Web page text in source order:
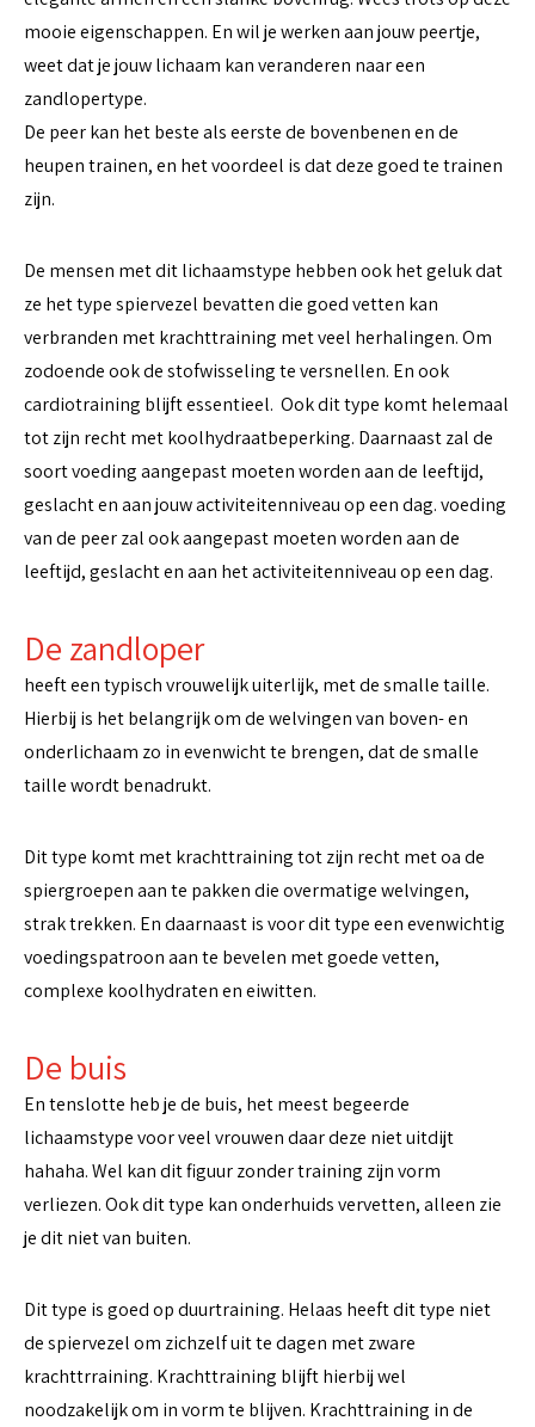
mooie eigenschappen. En wil je werken aan jouw peertje,
weet dat je jouw lichaam kan veranderen naar een
zandlopertype.
De peer kan het beste als eerste de bovenbenen en de
heupen trainen, en het voordeel is dat deze goed te trainen
zijn.
De mensen met dit lichaamstype hebben ook het geluk dat
ze het type spiervezel bevatten die goed vetten kan
verbranden met krachttraining met veel herhalingen. Om
zodoende ook de stofwisseling te versnellen. En ook
cardiotraining blijft essentieel. Ook dit type komt helemaal
tot zijn recht met koolhydraatbeperking. Daarnaast zal de
soort voeding aangepast moeten worden aan de leeftijd,
geslacht en aan jouw activiteitenniveau op een dag. voeding
van de peer zal ook aangepast moeten worden aan de
leeftijd, geslacht en aan het activiteitenniveau op een dag.
De zandloper
heeft een typisch vrouwelijk uiterlijk, met de smalle taille.
Hierbij is het belangrijk om de welvingen van boven- en
onderlichaam zo in evenwicht te brengen, dat de smalle
taille wordt benadrukt.
Dit type komt met krachttraining tot zijn recht met oa de
spiergroepen aan te pakken die overmatige welvingen,
strak trekken. En daarnaast is voor dit type een evenwichtig
voedingspatroon aan te bevelen met goede vetten,
complexe koolhydraten en eiwitten.
De buis
En tenslotte heb je de buis, het meest begeerde
lichaamstype voor veel vrouwen daar deze niet uitdijt
hahaha. Wel kan dit figuur zonder training zijn vorm
verliezen. Ook dit type kan onderhuids vervetten, alleen zie
je dit niet van buiten.
Dit type is goed op duurtraining. Helaas heeft dit type niet
de spiervezel om zichzelf uit te dagen met zware
krachttrraining. Krachttraining blijft hierbij wel
noodzakelijk om in vorm te blijven. Krachttraining in de